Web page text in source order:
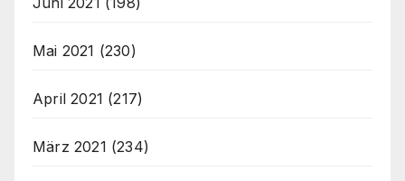
Mai 2021 (230)
April 2021 (217)
März 2021 (234)